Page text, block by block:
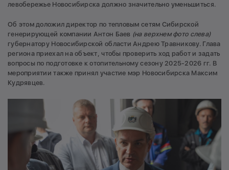
левобережье Новосибирска должно значительно уменьшиться.
Об этом доложил директор по тепловым сетям Сибирской
генерирующей компании Антон Баев (на верхнем фото слева)
губернатору Новосибирской области Андрею Травникову. Глава
региона приехал на объект, чтобы проверить ход работ и задать
вопросы по подготовке к отопительному сезону 2025-2026 гг. В
мероприятии также принял участие мэр Новосибирска Максим
Кудрявцев.